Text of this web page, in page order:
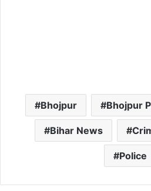
Bhojpur Bhojpur
Bihar News
Police